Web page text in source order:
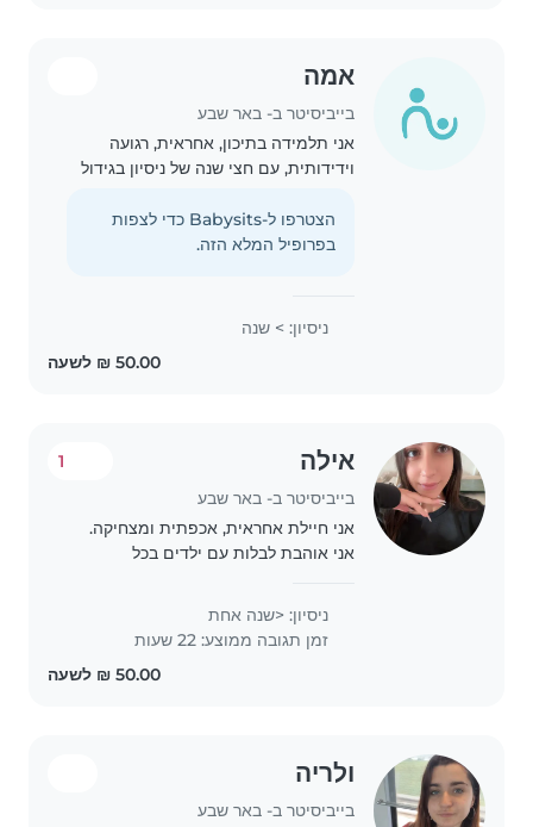
אמה
בייביסיטר ב- באר שבע
אני תלמידה בתיכון, אחראית, רגועה
וידידותית, עם חצי שנה של ניסיון בגידול
מוזיקה ולשחק עם הילדים. אני נוחה עם
חיות מחמד, בישול, מטלות בית וסיוע
הצטרפו ל-Babysits כדי לצפות
בפרופיל המלא הזה.
ניסיון: > שנה
אילה
בייביסיטר ב- באר שבע
1
אני חיילת אחראית, אכפתית ומצחיקה.
אני אוהבת לבלות עם ילדים בכל
אני מחזיקה בתעודת ראשון עזרה, וניידת
עם חיות..
ניסיון: <שנה אחת
זמן תגובה ממוצע: 22 שעות
ולריה
בייביסיטר ב- באר שבע